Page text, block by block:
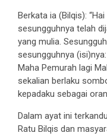
Berkata ia (Bilqis):
sesungguhnya telah
yang mulia.
sesungguhnya
Maha Pemurah lagi
sekalian berlaku
kepadaku sebagai
Dalam ayat ini
Ratu Bilqis dan